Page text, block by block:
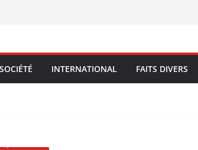
SOCIÉTÉ INTERNATIONAL FAITS DIVERS